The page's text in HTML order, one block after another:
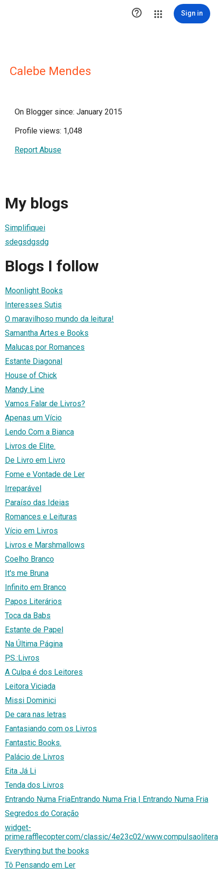
 Sign in
Calebe Mendes
On Blogger since: January 2015
Profile views: 1,048
Report Abuse
My blogs
Simplifiquei
sdegsdgsdg
Blogs I follow
Moonlight Books
Interesses Sutis
O maravilhoso mundo da leitura!
Samantha Artes e Books
Malucas por Romances
Estante Diagonal
House of Chick
Mandy Line
Vamos Falar de Livros?
Apenas um Vício
Lendo Com a Bianca
Livros de Elite.
De Livro em Livro
Fome e Vontade de Ler
Irreparável
Paraíso das Ideias
Romances e Leituras
Vício em Livros
Livros e Marshmallows
Coelho Branco
It's me Bruna
Infinito em Branco
Papos Literários
Toca da Babs
Estante de Papel
Na Última Página
P.S.:Livros
A Culpa é dos Leitores
Leitora Viciada
Missi Dominici
De cara nas letras
Fantasiando com os Livros
Fantastic Books.
Palácio de Livros
Eita Já Li
Tenda dos Livros
Entrando Numa FriaEntrando Numa Fria | Entrando Numa Fria
Segredos do Coração
widget-
prime.rafflecopter.com/classic/4e23c02/
Everything but the books
Tô Pensando em Ler